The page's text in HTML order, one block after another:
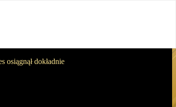
osiągnął dokładnie